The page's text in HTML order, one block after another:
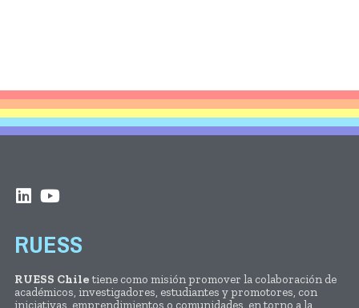
RUESS
RUESS Chiletiene como misión promover la colaboración de
académicos, investigadores, estudiantes y promotores, con
iniciativas, emprendimientos o comunidades, en torno a la